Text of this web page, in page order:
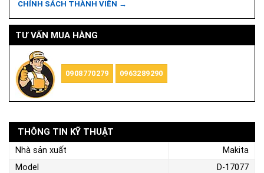
CHÍNH SÁCH THÀNH VIÊN →
TƯ VẤN MUA HÀNG
0908770279 0963289290
THÔNG TIN KỸ THUẬT
Nhà sản xuất
Makita
Model
D-17077